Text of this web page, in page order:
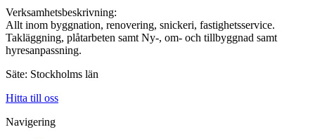
Verksamhetsbeskrivning:
Allt inom byggnation, renovering, snickeri, fastighetsservice.
Takläggning, plåtarbeten samt Ny-, om- och tillbyggnad samt
hyresanpassning.
Säte: Stockholms län
Hitta till oss
Navigering